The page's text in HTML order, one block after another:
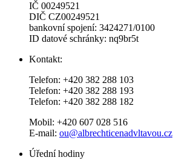
IČ 00249521
DIČ CZ00249521
bankovní spojení: 3424271/0100
ID datové schránky: nq9br5t
Kontakt:
Telefon: +420 382 288 103
Telefon: +420 382 288 193
Telefon: +420 382 288 182
Mobil: +420 607 028 516
E-mail: ou@albrechticenadvltavou.cz
Úřední hodiny